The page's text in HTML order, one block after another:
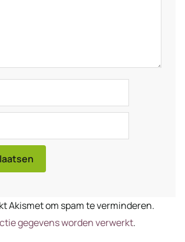
Akismet om spam te verminderen.
gegevens worden verwerkt.